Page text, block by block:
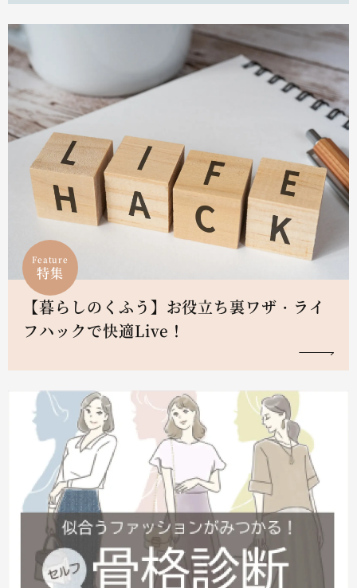
Feature
特集
【暮らしのくふう】お役立ち裏ワザ・ライ
フハックで快適Live！